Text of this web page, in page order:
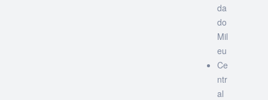
da
do
Mil
eu
Ce
ntr
al